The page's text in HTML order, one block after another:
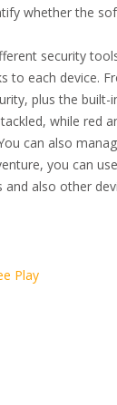
whether the
security
to each device.
plus the built-
while red
can also
you can
also other
Play